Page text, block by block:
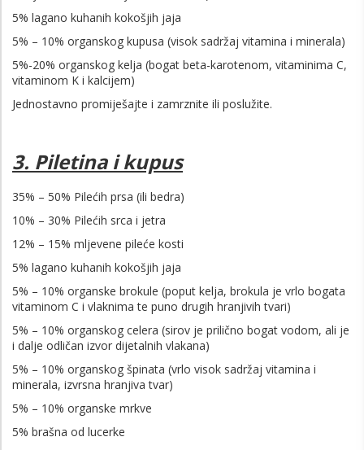
5% lagano kuhanih kokošjih jaja
5% – 10% organskog kupusa (visok sadržaj vitamina i minerala)
5%-20% organskog kelja (bogat beta-karotenom, vitaminima C,
vitaminom K i kalcijem)
Jednostavno promiješajte i zamrznite ili poslužite.
3. Piletina i kupus
35% – 50% Pilećih prsa (ili bedra)
10% – 30% Pilećih srca i jetra
12% – 15% mljevene pileće kosti
5% lagano kuhanih kokošjih jaja
5% – 10% organske brokule (poput kelja, brokula je vrlo bogata
vitaminom C i vlaknima te puno drugih hranjivih tvari)
5% – 10% organskog celera (sirov je prilično bogat vodom, ali je
i dalje odličan izvor dijetalnih vlakana)
5% – 10% organskog špinata (vrlo visok sadržaj vitamina i
minerala, izvrsna hranjiva tvar)
5% – 10% organske mrkve
5% brašna od lucerke